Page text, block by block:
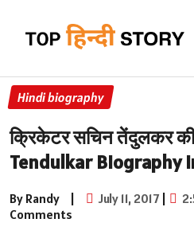
Hindi biography
क्रिकेटर सचिन तेंदुलकर
Tendulkar Biography
By Randy | July 11, 2017|
Comments